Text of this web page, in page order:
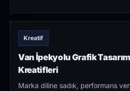
Kreatif
Van İpekyolu Grafik
Kreatifleri
Marka diline sadık, performans